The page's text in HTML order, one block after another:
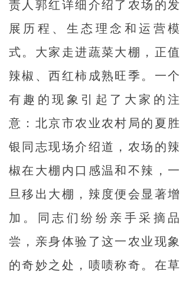
责人郭红详细介绍了农场的发
展历程、生态理念和运营模
式。大家走进蔬菜大棚，正值
辣椒、西红柿成熟旺季。一个
有趣的现象引起了大家的注
意：北京市农业农村局的夏胜
银同志现场介绍道，农场的辣
椒在大棚内口感温和不辣，一
旦移出大棚，辣度便会显著增
加。同志们纷纷亲手采摘品
尝，亲身体验了这一农业现象
的奇妙之处，啧啧称奇。在草